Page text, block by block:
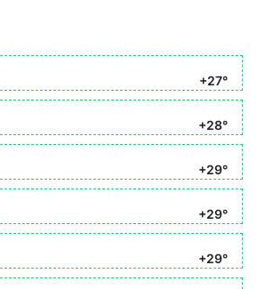
+27°
+28°
+29°
+29°
+29°